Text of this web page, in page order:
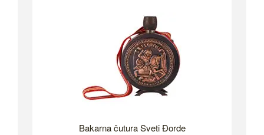
Bakarna čutura Sveti Đorde